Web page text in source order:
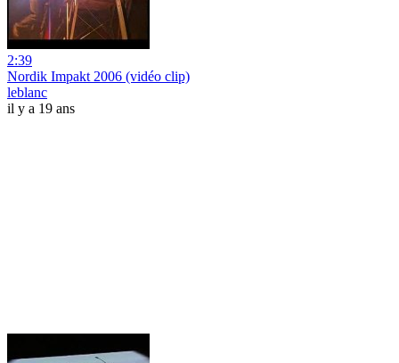
2:39
Nordik Impakt 2006 (vidéo clip)
leblanc
il y a 19 ans